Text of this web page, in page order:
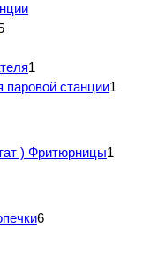
1
станции1
) Фритюрницы1
6